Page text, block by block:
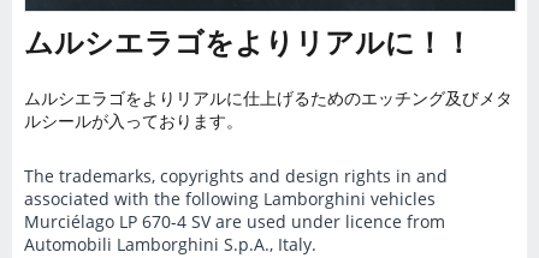
ムルシエラゴをよりリアルに！！
ムルシエラゴをよりリアルに仕上げるためのエッチング及びメタ
ルシールが入っております。
The trademarks, copyrights and design rights in and
associated with the following Lamborghini vehicles
Murciélago LP 670-4 SV are used under licence from
Automobili Lamborghini S.p.A., Italy.